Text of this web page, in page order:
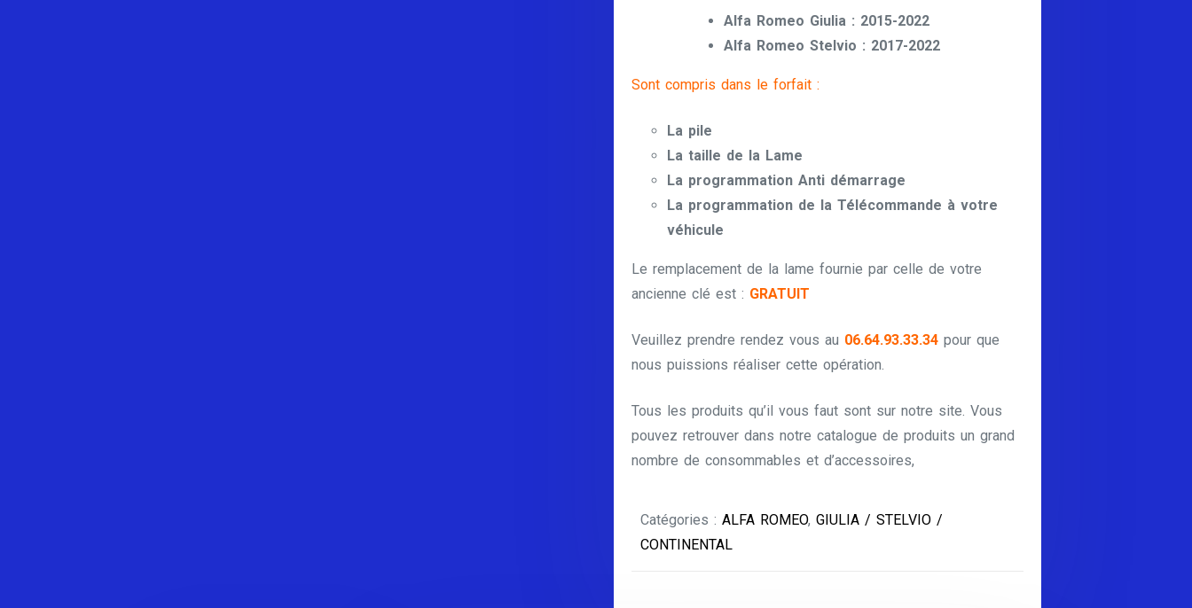
Alfa Romeo Giulia : 2015-2022
Alfa Romeo Stelvio : 2017-2022
Sont compris dans le forfait :
La pile
La taille de la Lame
La programmation Anti démarrage
La programmation de la Télécommande à votre
véhicule
Le remplacement de la lame fournie par celle de votre
ancienne clé est : GRATUIT
Veuillez prendre rendez vous au 06.64.93.33.34 pour que
nous puissions réaliser cette opération.
Tous les produits qu’il vous faut sont sur notre site. Vous
pouvez retrouver dans notre catalogue de produits un grand
nombre de consommables et d’accessoires,
Catégories :ALFA ROMEO,GIULIA / STELVIO /
CONTINENTAL